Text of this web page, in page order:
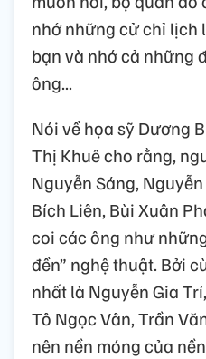
nhớ những cử chỉ lịch
bạn và nhớ cả những
ông...
Nói về họa sỹ Dương
Thị Khuê cho rằng,
Nguyễn Sáng,
Bích Liên, Bùi Xuân
coi các ông như
đền” nghệ thuật. Bởi
nhất là Nguyễn Gia
Tô Ngọc Vân, Trần
nên nền móng của